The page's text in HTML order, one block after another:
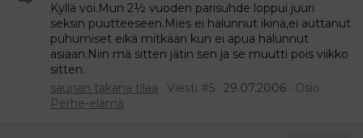
Kyllä voi.Mun 2½ vuoden parisuhde loppui juuri
seksin puutteeseen.Mies ei halunnut ikinä,ei auttanut
puhumiset eikä mitkään kun ei apua halunnut
asiaan.Niin mä sitten jätin sen ja se muutti pois viikko
sitten.
saunan takana tilaa
Viesti #5 29.07.2006
Osio:
Perhe-elämä